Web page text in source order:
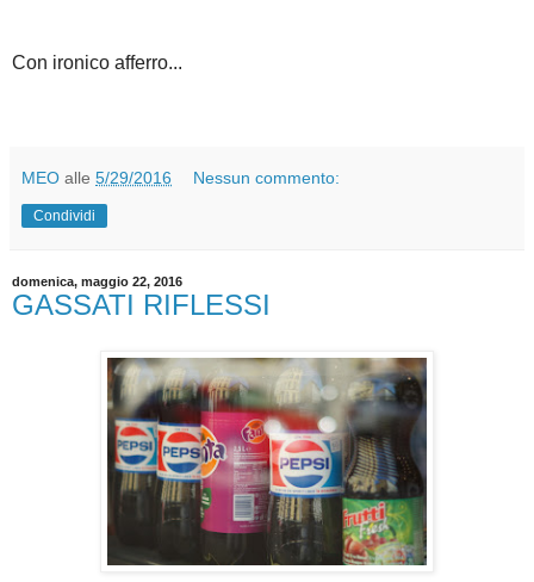
Con ironico afferro...
MEO alle 5/29/2016 Nessun commento:
Condividi
domenica, maggio 22, 2016
GASSATI RIFLESSI